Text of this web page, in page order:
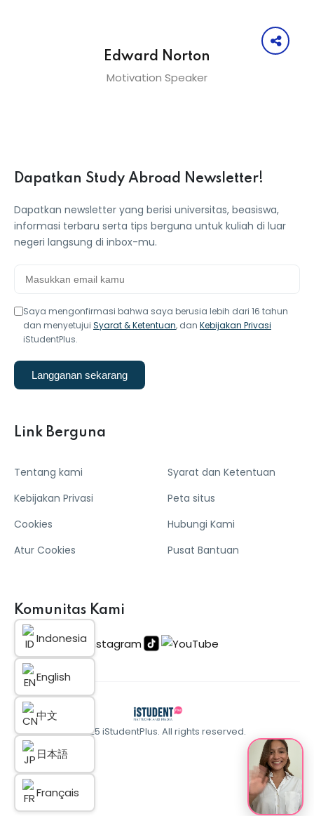
Edward Norton
Motivation Speaker
Dapatkan Study Abroad Newsletter!
Dapatkan newsletter yang berisi universitas, beasiswa,
informasi terbaru serta tips berguna untuk kuliah di luar
negeri langsung di inbox-mu.
Saya mengonfirmasi bahwa saya berusia lebih dari 16 tahun
dan menyetujui Syarat & Ketentuan, dan Kebijakan Privasi
iStudentPlus.
Langganan sekarang
Link Berguna
Tentang kami
Kebijakan Privasi
Cookies
Atur Cookies
Syarat dan Ketentuan
Peta situs
Hubungi Kami
Pusat Bantuan
Komunitas Kami
© 2025 iStudentPlus. All rights reserved.
Indonesia
English
中文
日本語
Français